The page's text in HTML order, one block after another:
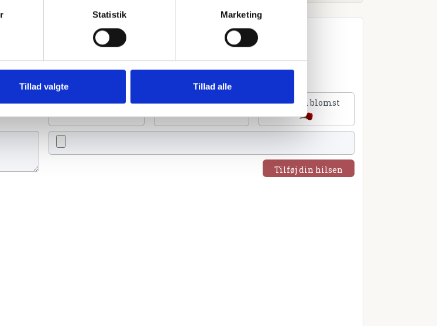
Statistik Marketing
Tillad valgte Tillad alle
Tænd et lys Tilføj et hjerte Tilføj en blomst
Tilføj din hilsen